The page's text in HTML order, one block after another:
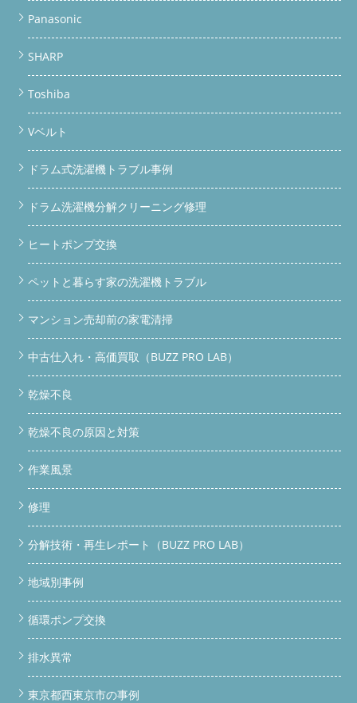
Panasonic
SHARP
Toshiba
Vベルト
ドラム式洗濯機トラブル事例
ドラム洗濯機分解クリーニング修理
ヒートポンプ交換
ペットと暮らす家の洗濯機トラブル
マンション売却前の家電清掃
中古仕入れ・高価買取（BUZZ PRO LAB）
乾燥不良
乾燥不良の原因と対策
作業風景
修理
分解技術・再生レポート（BUZZ PRO LAB）
地域別事例
循環ポンプ交換
排水異常
東京都西東京市の事例